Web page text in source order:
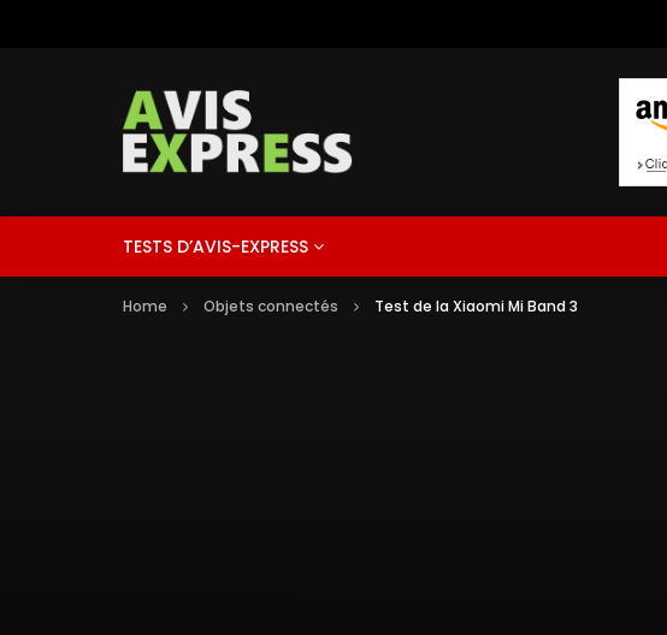
TESTS D’AVIS-EXPRESS
Home Objets connectés Test de la Xiaomi Mi Band 3